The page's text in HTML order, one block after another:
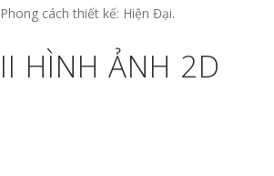
Phong cách thiết kế: Hiện Đại.
II HÌNH ẢNH 2D